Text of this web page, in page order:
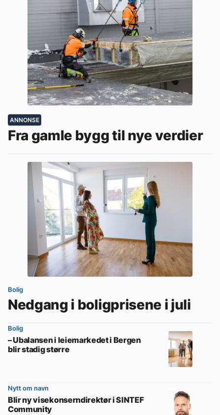
ANNONSE
Fra gamle bygg til nye verdier
Bolig
Nedgang i boligprisene i juli
Bolig
– Ubalansen i leiemarkedet i Bergen
blir stadig større
Nytt om navn
Blir ny visekonserndirektør i SINTEF
Community